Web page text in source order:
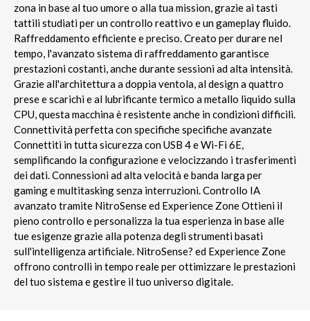
zona in base al tuo umore o alla tua mission, grazie ai tasti
tattili studiati per un controllo reattivo e un gameplay fluido.
Raffreddamento efficiente e preciso. Creato per durare nel
tempo, l'avanzato sistema di raffreddamento garantisce
prestazioni costanti, anche durante sessioni ad alta intensità.
Grazie all'architettura a doppia ventola, al design a quattro
prese e scarichi e al lubrificante termico a metallo liquido sulla
CPU, questa macchina è resistente anche in condizioni difficili.
Connettività perfetta con specifiche specifiche avanzate
Connettiti in tutta sicurezza con USB 4 e Wi-Fi 6E,
semplificando la configurazione e velocizzando i trasferimenti
dei dati. Connessioni ad alta velocità e banda larga per
gaming e multitasking senza interruzioni. Controllo IA
avanzato tramite NitroSense ed Experience Zone Ottieni il
pieno controllo e personalizza la tua esperienza in base alle
tue esigenze grazie alla potenza degli strumenti basati
sull'intelligenza artificiale. NitroSense? ed Experience Zone
offrono controlli in tempo reale per ottimizzare le prestazioni
del tuo sistema e gestire il tuo universo digitale.